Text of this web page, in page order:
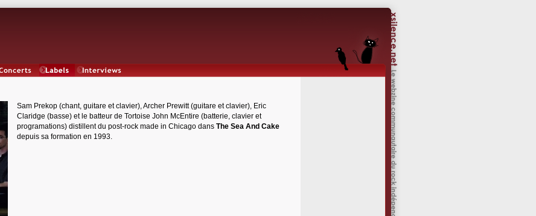
Sam Prekop (chant, guitare et clavier), Archer Prewitt (guitare et clavier), Eric
Claridge (basse) et le batteur de Tortoise John McEntire (batterie, clavier et
programations) distillent du post-rock made in Chicago dans The Sea And Cake
depuis sa formation en 1993.